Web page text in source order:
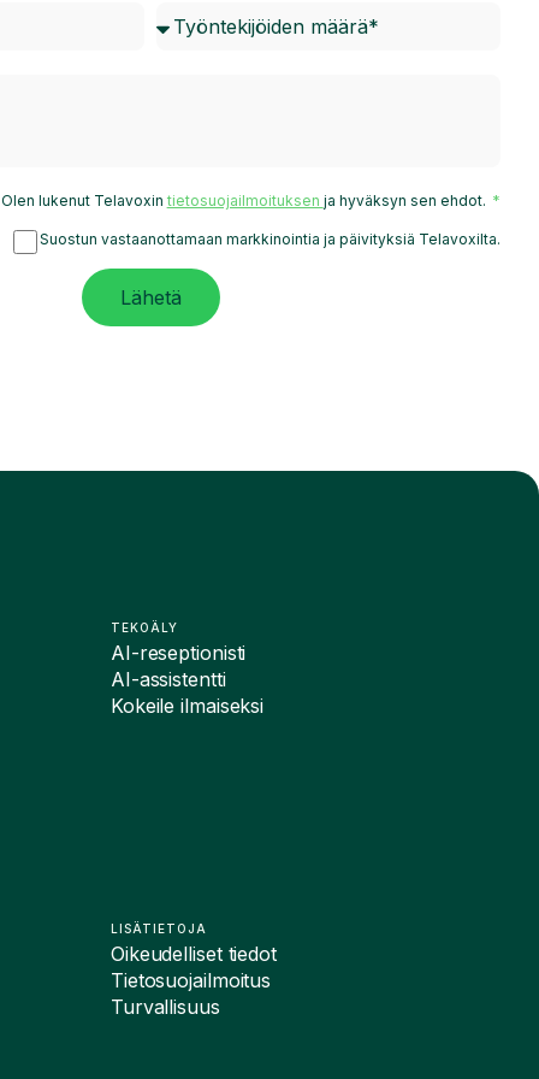
Olen lukenut Telavoxin tietosuojailmoituksen ja hyväksyn sen ehdot.
Suostun vastaanottamaan markkinointia ja päivityksiä Telavoxilta.
Lähetä
TEKOÄLY
AI-reseptionisti
AI-assistentti
Kokeile ilmaiseksi
LISÄTIETOJA
Oikeudelliset tiedot
Tietosuojailmoitus
Turvallisuus